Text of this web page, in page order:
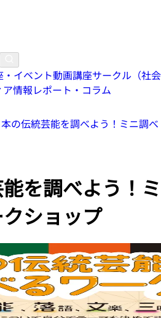
・イベント動画講座サークル（社会
ア情報レポート・コラム
の伝統芸能を調べよう！ミニ調べ
を調べよう！ミ
ショップ